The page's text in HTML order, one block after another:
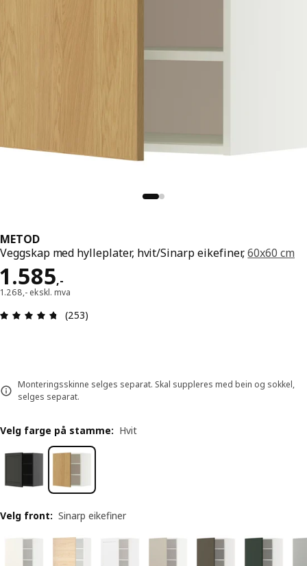
METOD
Veggskap med hylleplater, hvit/Sinarp eikefiner,60x60 cm
1.585,-
Pris 1585,-
1.268,- ekskl. mva
Produktomtale: 4.7 ingen kundevurdering 5
(253)
Monteringsskinne selges separat. Skal suppleres med bein og sokkel,
selges separat.
Velg farge på stamme: Hvit
Velg front: Sinarp eikefiner